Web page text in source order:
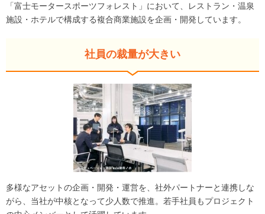
「富士モータースポーツフォレスト」において、レストラン・温泉
施設・ホテルで構成する複合商業施設を企画・開発しています。
社員の裁量が大きい
多様なアセットの企画・開発・運営を、社外パートナーと連携しな
がら、当社が中核となって少人数で推進。若手社員もプロジェクト